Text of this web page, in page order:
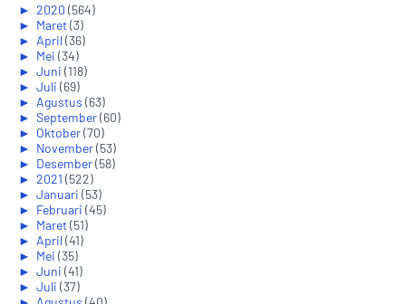
► 2020 (564)
► Maret(3)
► April(36)
► Mei (34)
► Juni (118)
► Juli (69)
► Agustus (63)
► September(60)
► Oktober(70)
► November(53)
► Desember(58)
► 2021 (522)
► Januari (53)
► Februari (45)
► Maret(51)
► April(41)
► Mei (35)
► Juni (41)
► Juli (37)